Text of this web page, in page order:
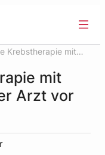
Krebstherapie mit
mit
Arzt vor